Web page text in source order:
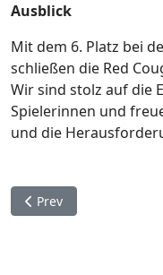
Ausblick
Mit dem 6. Platz bei
schließen die Red
Wir sind stolz auf die
Spielerinnen und
und die
Previous article:
Prev